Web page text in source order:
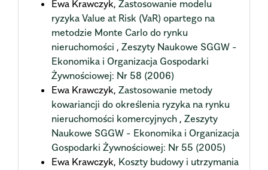
Ewa Krawczyk, Zastosowanie modelu
ryzyka Value at Risk (VaR) opartego na
metodzie Monte Carlo do rynku
nieruchomości , Zeszyty Naukowe SGGW -
Ekonomika i Organizacja Gospodarki
Żywnościowej: Nr 58 (2006)
Ewa Krawczyk, Zastosowanie metody
kowariancji do określenia ryzyka na rynku
nieruchomości komercyjnych , Zeszyty
Naukowe SGGW - Ekonomika i Organizacja
Gospodarki Żywnościowej: Nr 55 (2005)
Ewa Krawczyk, Koszty budowy i utrzymania